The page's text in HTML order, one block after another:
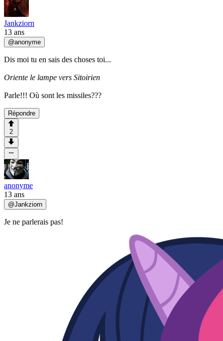
Jankziorn
13 ans
@anonyme
Dis moi tu en sais des choses toi...
Oriente le lampe vers Sitoirien
Parle!!! Où sont les missiles???
Répondre
2
anonyme
13 ans
@Jankziorn
Je ne parlerais pas!